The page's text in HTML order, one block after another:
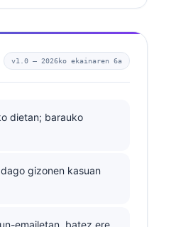
v1.0 — 2026ko ekainaren 6a
dietan; barauko
gizonen kasuan
emailetan, batez ere